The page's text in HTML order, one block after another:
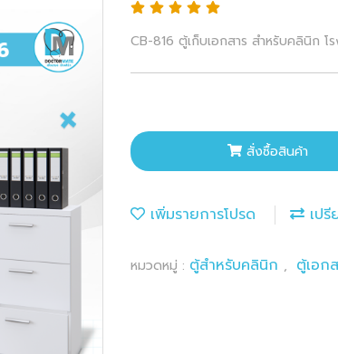
CB-816 ตู้เก็บเอกสาร สำหรับคลินิก โ
สั่งซื้อสินค้า
เพิ่มรายการโปรด เป
หมวดหมู่ : ตู้สำหรับคลินิก , ตู้เอก